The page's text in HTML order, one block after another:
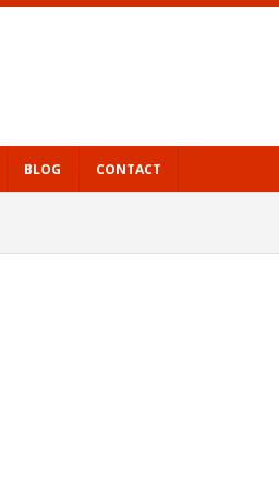
BLOG CONTACT